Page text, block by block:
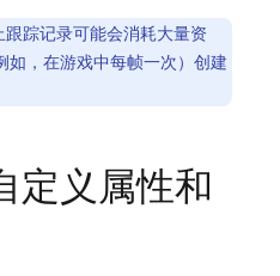
跟踪记录可能会消耗大量资
如，在游戏中每帧一次）创建
定义属性和